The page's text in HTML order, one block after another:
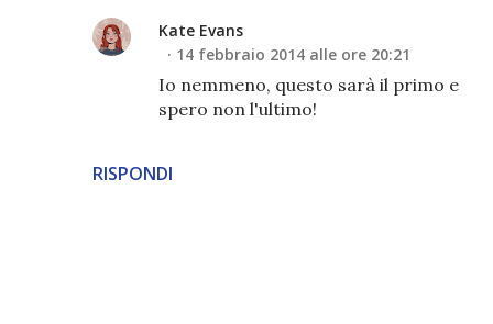
RISPONDI
Kate Evans
14 febbraio 2014 alle ore 20:21
Io nemmeno, questo sarà il primo e
spero non l'ultimo!